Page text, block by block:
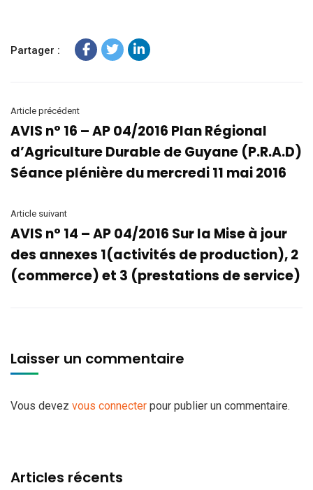
Partager :
Article précédent
AVIS n° 16 – AP 04/2016 Plan Régional
d’Agriculture Durable de Guyane (P.R.A.D)
Séance plénière du mercredi 11 mai 2016
Article suivant
AVIS n° 14 – AP 04/2016 Sur la Mise à jour
des annexes 1(activités de production), 2
(commerce) et 3 (prestations de service)
Laisser un commentaire
Vous devez vous connecter pour publier un commentaire.
Articles récents